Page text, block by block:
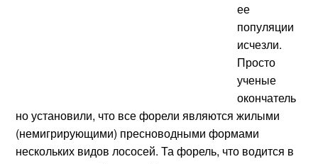
ее
популяции
исчезли.
Просто
ученые
окончатель
но установили, что все форели являются жилыми
(немигрирующими) пресноводными формами
нескольких видов лососей. Та форель, что водится в